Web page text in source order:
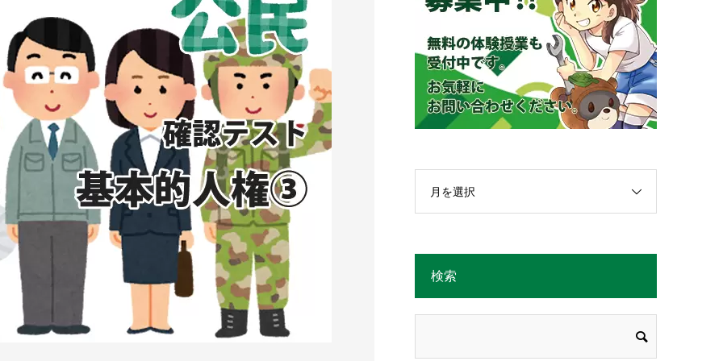
月を選択
検索